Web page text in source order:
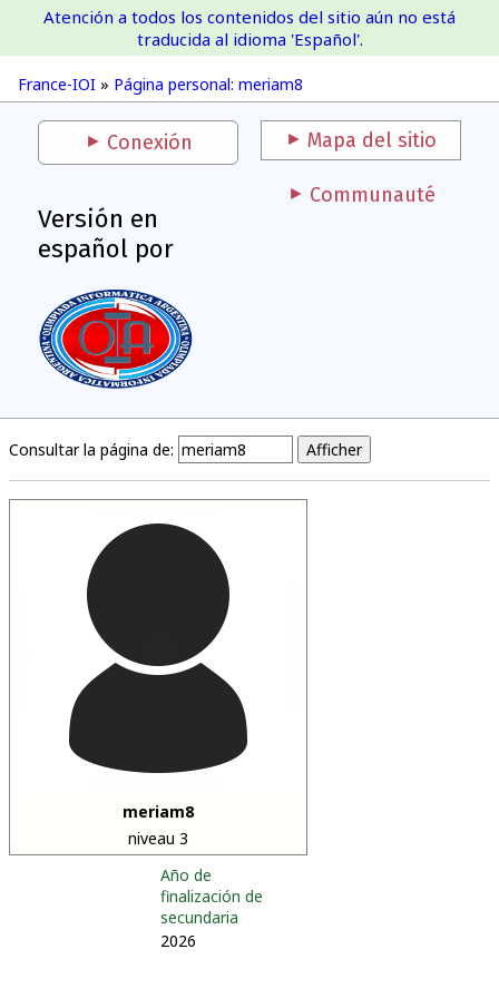
France-IOI
France-IOI » Página personal: meriam8
Atención a todos los contenidos del sitio aún no está
traducida al idioma 'Español'.
Conexión Mapa del sitio
Versión en
español por
Communauté
Consultar la página de:
meriam8
niveau 3
Año de
finalización de
secundaria
2026